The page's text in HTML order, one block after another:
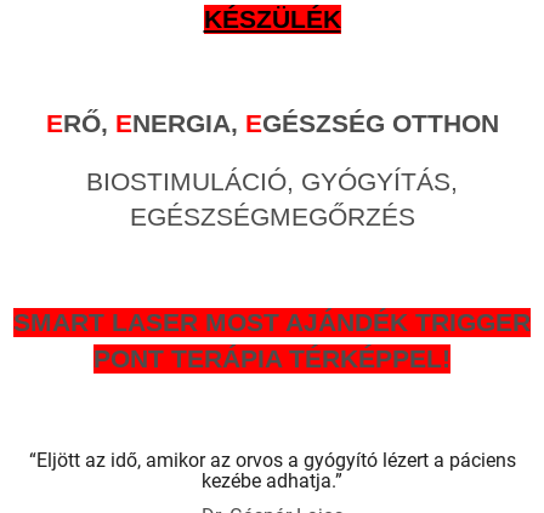
KÉSZÜLÉK
ERŐ, ENERGIA, EGÉSZSÉG OTTHON
BIOSTIMULÁCIÓ, GYÓGYÍTÁS,
EGÉSZSÉGMEGŐRZÉS
SMART LASER MOST AJÁNDÉK TRIGGER
PONT TERÁPIA TÉRKÉPPEL!
“Eljött az idő, amikor az orvos a gyógyító lézert a páciens
kezébe adhatja.”